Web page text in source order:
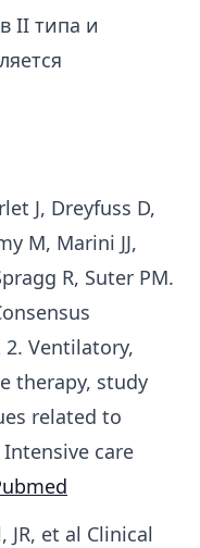
II типа и
J, Dreyfuss D,
M, Marini JJ,
R, Suter PM.
2. Ventilatory,
therapy, study
related to
care
JR, et al Clinical